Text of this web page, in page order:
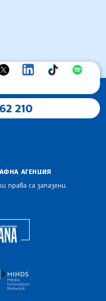
210
АГЕНЦИЯ
права са запазени.
of the Balkan News Agencies